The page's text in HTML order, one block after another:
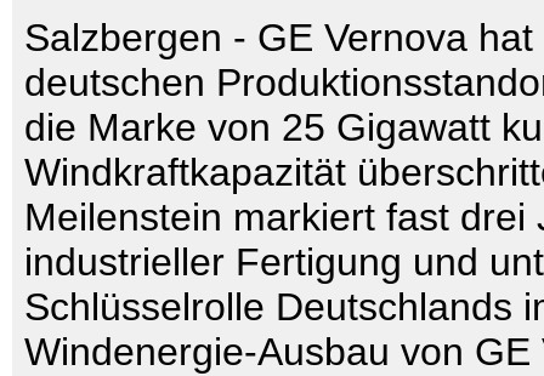
Salzbergen - GE Vernova
deutschen
die Marke von 25 Gigawatt
Windkraftkapazität
Meilenstein markiert fast drei
industrieller Fertigung und
Schlüsselrolle Deutschlands
Windenergie-Ausbau von GE